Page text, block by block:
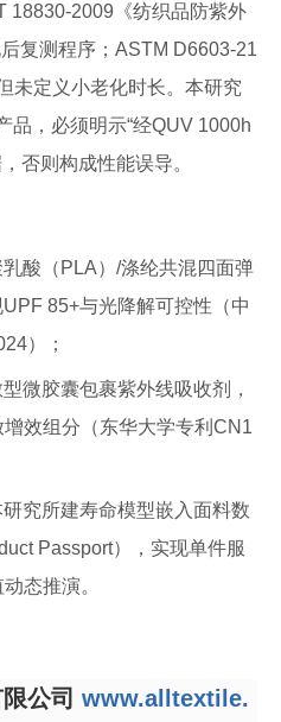
18830-2009《纺织品防紫外
复测程序；ASTM D6603-21
未定义小老化时长。本研究
品，必须明示“经QUV 1000h
否则构成性能误导。
乳酸（PLA）/涤纶共混四面弹
85+与光降解可控性（中
）；
型微胶囊包裹紫外线吸收剂，
效组分（东华大学专利CN1
研究所建寿命模型嵌入面料数
Passport），实现单件服
态推演。
公司 www.alltextile.